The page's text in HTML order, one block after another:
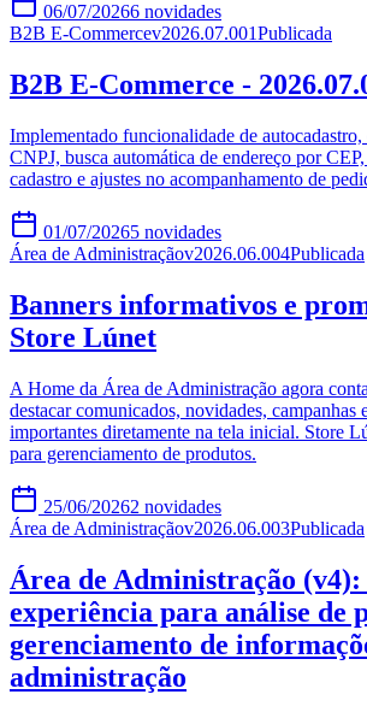
06/07/20266 novidades
B2B E-Commercev2026.07.001Publicada
B2B E-Commerce -
Implementado funcionalidade de
CNPJ, busca automática de endereço por
cadastro e ajustes no acompanhamento de
01/07/20265 novidades
Área de Administraçãov2026.06.004Publicada
Banners informativos e
Store Lúnet
A Home da Área de Administração agora
destacar comunicados, novidades, campanhas
importantes diretamente na tela inicial. Store
para gerenciamento de produtos.
25/06/20262 novidades
Área de Administraçãov2026.06.003Publicada
Área de Administração (v4):
experiência para análise de
gerenciamento de
administração